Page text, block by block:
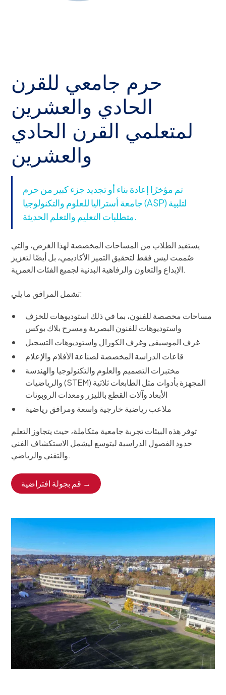
حرم جامعي للقرن
الحادي والعشرين
لمتعلمي القرن الحادي
والعشرين
تم مؤخرًا إعادة بناء أو تجديد جزء كبير من حرم
جامعة أستراليا للعلوم والتكنولوجيا (ASP) لتلبية
متطلبات التعليم والتعلم الحديثة.
يستفيد الطلاب من المساحات المخصصة لهذا الغرض، والتي
صُممت ليس فقط لتحقيق التميز الأكاديمي، بل أيضًا لتعزيز
الإبداع والتعاون والرفاهية البدنية لجميع الفئات العمرية.
تشمل المرافق ما يلي:
مساحات مخصصة للفنون، بما في ذلك استوديوهات للخزف
واستوديوهات للفنون البصرية ومسرح بلاك بوكس
غرف الموسيقى وغرف الكورال واستوديوهات التسجيل
قاعات الدراسة المخصصة لصناعة الأفلام والإعلام
مختبرات التصميم والعلوم والتكنولوجيا والهندسة
والرياضيات (STEM) المجهزة بأدوات مثل الطابعات ثلاثية
الأبعاد وآلات القطع بالليزر ومعدات الروبوتات
ملاعب رياضية خارجية واسعة ومرافق رياضية
توفر هذه البيئات تجربة جامعية متكاملة، حيث يتجاوز التعلم
حدود الفصول الدراسية ليتوسع ليشمل الاستكشاف الفني
والتقني والرياضي.
قم بجولة افتراضية →